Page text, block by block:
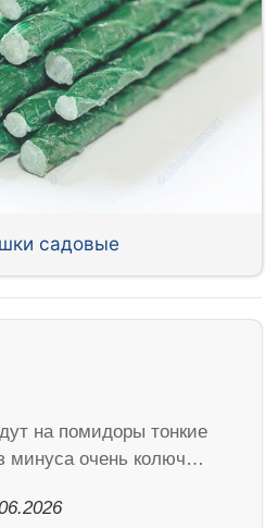
садовые
на помидоры тонкие
минуса очень колюч…